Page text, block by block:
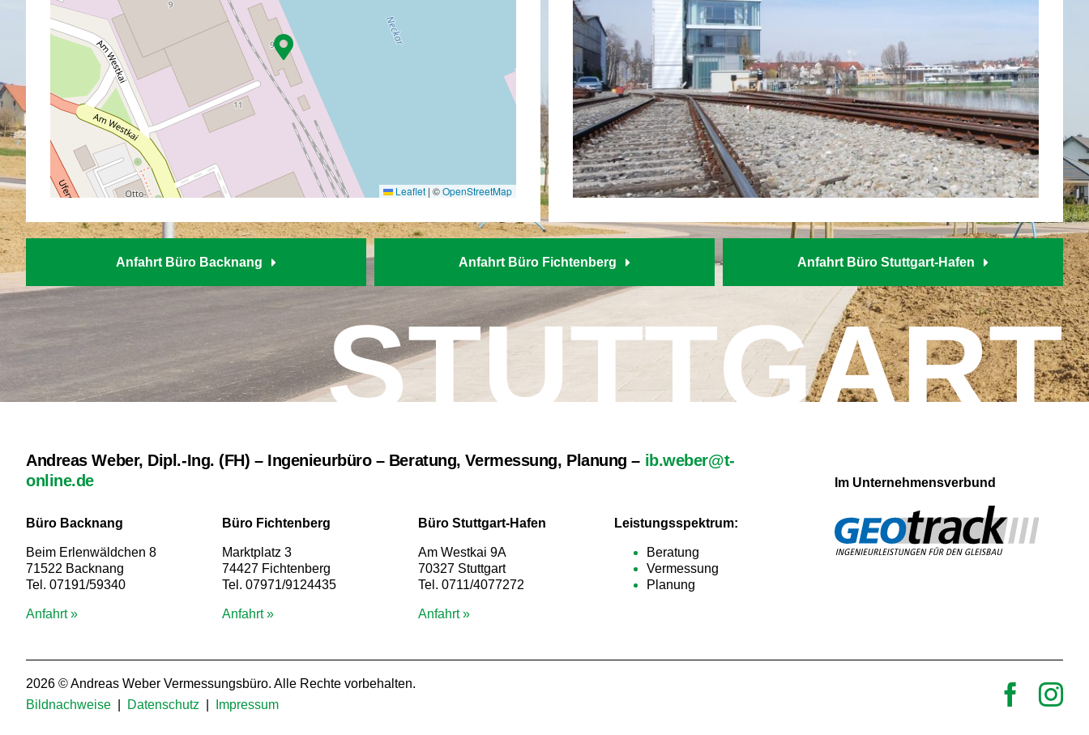
Leaflet | ©OpenStreetMap
Anfahrt Büro Backnang Anfahrt Büro Fichtenberg Anfahrt Büro Stuttgart-Hafen
STUTTGART
Andreas Weber, Dipl.-Ing. (FH) – Ingenieurbüro – Beratung, Vermessung, Planung – ib.weber@t-
online.de
Büro Backnang
Beim Erlenwäldchen 8
71522 Backnang
Tel. 07191/59340
Anfahrt »
Büro Fichtenberg
Marktplatz 3
74427 Fichtenberg
Tel. 07971/9124435
Anfahrt »
Büro Stuttgart-Hafen
Am Westkai 9A
70327 Stuttgart
Tel. 0711/4077272
Anfahrt »
Leistungsspektrum:
Beratung
Vermessung
Planung
Im Unternehmensverbund
2026 © Andreas Weber Vermessungsbüro. Alle Rechte vorbehalten.
Bildnachweise
Datenschutz Impressum